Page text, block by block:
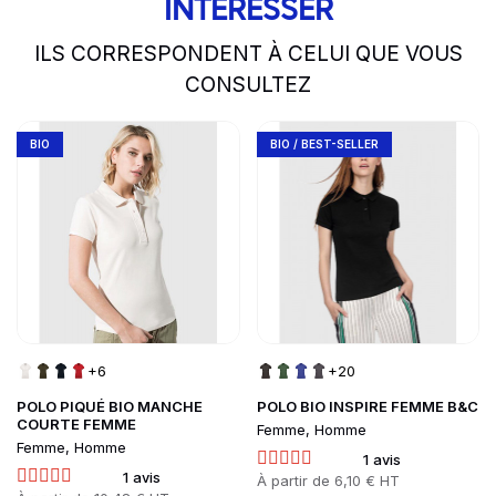
INTÉRESSER
ILS CORRESPONDENT À CELUI QUE VOUS
CONSULTEZ
slide1 to 2 of 5
POLO PIQUÉ BIO MANCHE
COURTE FEMME
Femme, Homme
1 avis
BIO
+6
Go to product page
POLO BIO INSPIRE FEMME B&C
Femme, Homme
1 avis
Prix
À partir de 6,10 € HT
BIO / BEST-SELLER
+20
Go to product page